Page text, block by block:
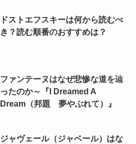
ドストエフスキーは何から読むべ
き？読む順番のおすすめは？
ファンテーヌはなぜ悲惨な道を辿
ったのか～『I Dreamed A
Dream（邦題 夢やぶれて）』
ジャヴェール（ジャベール）はな